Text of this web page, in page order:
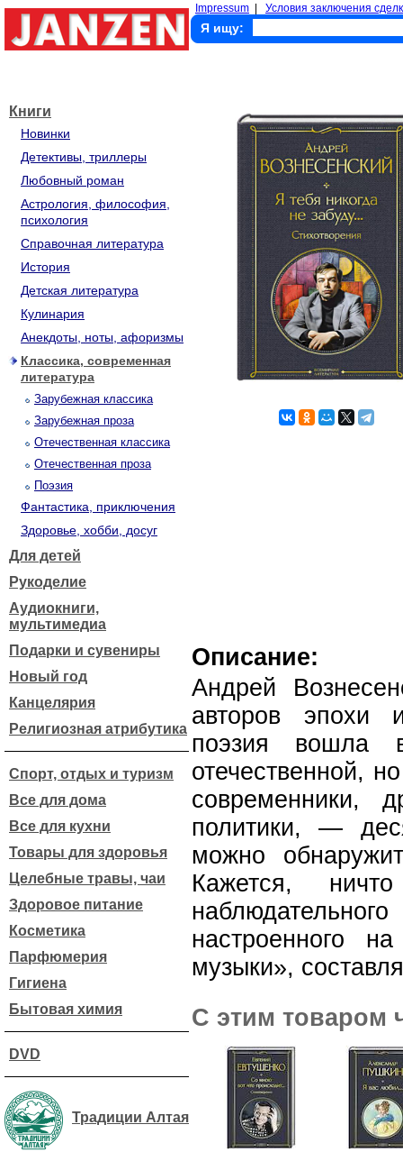
Impressum Условия заключения
Я ищу:
Книги
Новинки
Детективы, триллеры
Любовный роман
Астрология, философия,
психология
Справочная литература
История
Детская литература
Кулинария
Анекдоты, ноты, афоризмы
Классика, современная
литература
Зарубежная классика
Зарубежная проза
Отечественная классика
Отечественная проза
Поэзия
Фантастика, приключения
Здоровье, хобби, досуг
Для детей
Рукоделие
Аудиокниги,
мультимедиа
Подарки и сувениры
Новый год
Канцелярия
Религиозная атрибутика
Спорт, отдых и туризм
Все для дома
Все для кухни
Товары для здоровья
Целебные травы, чаи
Здоровое питание
Косметика
Парфюмерия
Гигиена
Бытовая химия
DVD
Традиции Алтая
Описание:
Андрей
авторов эпохи
поэзия вошла
отечественной,
современники,
политики, —
можно
Кажется,
настроенного
музыки»,
С этим товаром